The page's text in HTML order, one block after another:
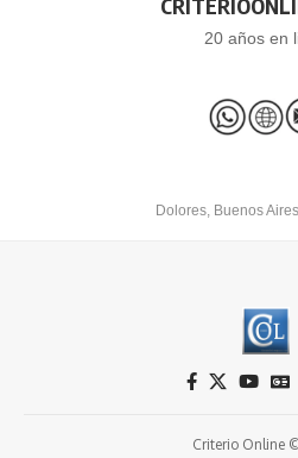
20 años en
Dolores, Buenos
Criterio Online